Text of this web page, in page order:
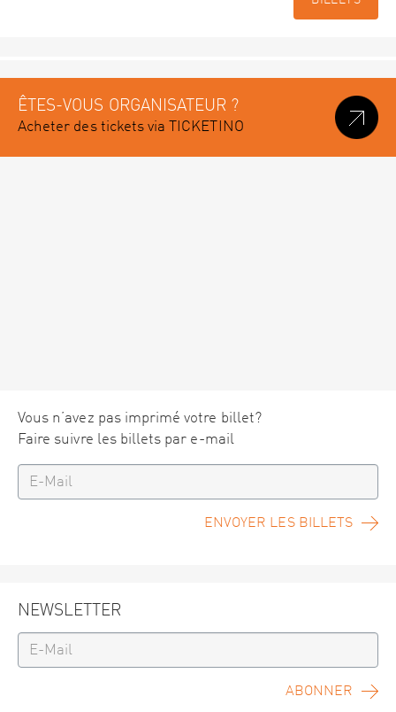
ÊTES-VOUS ORGANISATEUR ?
Acheter des tickets via TICKETINO
Vous n’avez pas imprimé votre billet?
Faire suivre les billets par e-mail
ENVOYER LES BILLETS
NEWSLETTER
ABONNER